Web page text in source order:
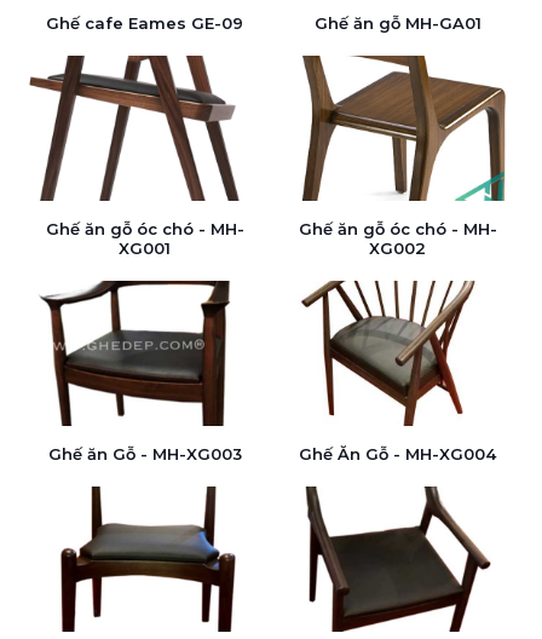
Ghế cafe Eames GE-09 Ghế ăn gỗ MH-GA01
Ghế ăn gỗ óc chó - MH-
XG001
Ghế ăn gỗ óc chó - MH-
XG002
Ghế ăn Gỗ - MH-XG003 Ghế Ăn Gỗ - MH-XG004